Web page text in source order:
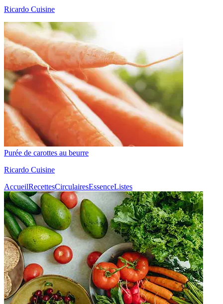
Ricardo Cuisine
Purée de carottes au beurre
Ricardo Cuisine
AccueilRecettesCirculairesEssenceListes